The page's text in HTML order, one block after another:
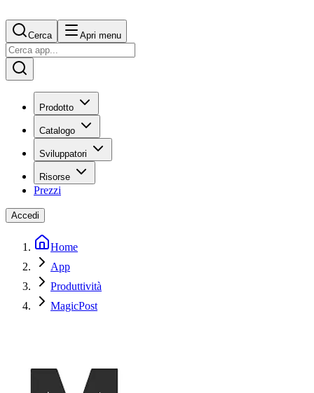
Cerca Apri menu
Prodotto
Catalogo
Sviluppatori
Risorse
Prezzi
Accedi
Home
App
Produttività
MagicPost